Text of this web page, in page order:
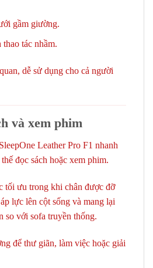
gầm giường.
tác nhầm.
dễ sử dụng cho cả người
và xem phim
Leather Pro F1 nhanh
đọc sách hoặc xem phim.
tối ưu trong khi chân được đỡ
lực lên cột sống và mang lại
so với sofa truyền thống.
để thư giãn, làm việc hoặc giải